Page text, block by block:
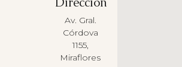
Av. Gral.
Córdova
1155,
Miraflores